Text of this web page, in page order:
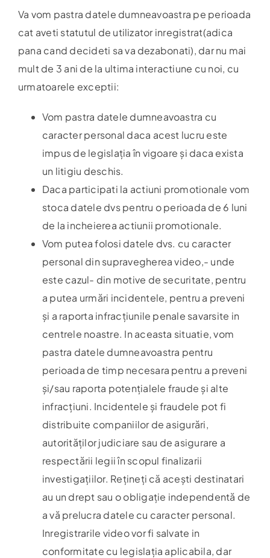
Va vom pastra datele dumneavoastra pe perioada
cat aveti statutul de utilizator inregistrat(adica
pana cand decideti sa va dezabonati), dar nu mai
mult de 3 ani de la ultima interactiune cu noi, cu
urmatoarele exceptii:
Vom pastra datele dumneavoastra cu
caracter personal daca acest lucru este
impus de legislația în vigoare și daca exista
un litigiu deschis.
Daca participati la actiuni promotionale vom
stoca datele dvs pentru o perioada de 6 luni
de la incheierea actiunii promotionale.
Vom putea folosi datele dvs. cu caracter
personal din supravegherea video,- unde
este cazul- din motive de securitate, pentru
a putea urmări incidentele, pentru a preveni
și a raporta infracțiunile penale savarsite in
centrele noastre. In aceasta situatie, vom
pastra datele dumneavoastra pentru
perioada de timp necesara pentru a preveni
și/sau raporta potențialele fraude și alte
infracțiuni. Incidentele și fraudele pot fi
distribuite companiilor de asigurări,
autorităților judiciare sau de asigurare a
respectării legii în scopul finalizarii
investigațiilor. Rețineți că acești destinatari
au un drept sau o obligație independentă de
a vă prelucra datele cu caracter personal.
Inregistrarile video vor fi salvate in
conformitate cu legislația aplicabila, dar